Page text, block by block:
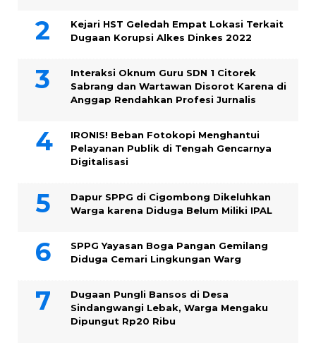
Kejari HST Geledah Empat Lokasi Terkait
Dugaan Korupsi Alkes Dinkes 2022
Interaksi Oknum Guru SDN 1 Citorek
Sabrang dan Wartawan Disorot Karena di
Anggap Rendahkan Profesi Jurnalis
IRONIS! Beban Fotokopi Menghantui
Pelayanan Publik di Tengah Gencarnya
Digitalisasi
Dapur SPPG di Cigombong Dikeluhkan
Warga karena Diduga Belum Miliki IPAL
SPPG Yayasan Boga Pangan Gemilang
Diduga Cemari Lingkungan Warg
Dugaan Pungli Bansos di Desa
Sindangwangi Lebak, Warga Mengaku
Dipungut Rp20 Ribu